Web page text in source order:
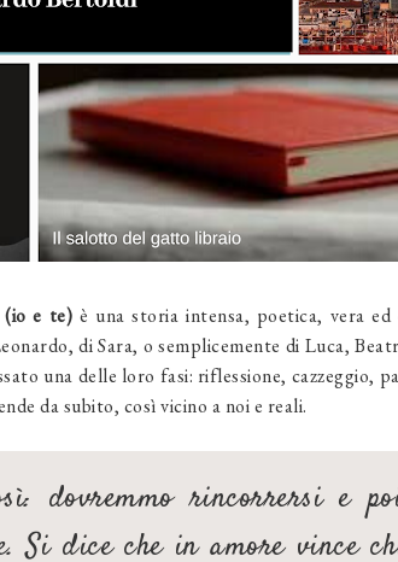
(io e te) è una storia intensa, poetica, vera ed
di Sara, o semplicemente di Luca,
una delle loro fasi: riflessione, cazzeggio,
da subito, così vicino a noi e reali.
dovremmo rincorrersi e
Si dice che in amore vince